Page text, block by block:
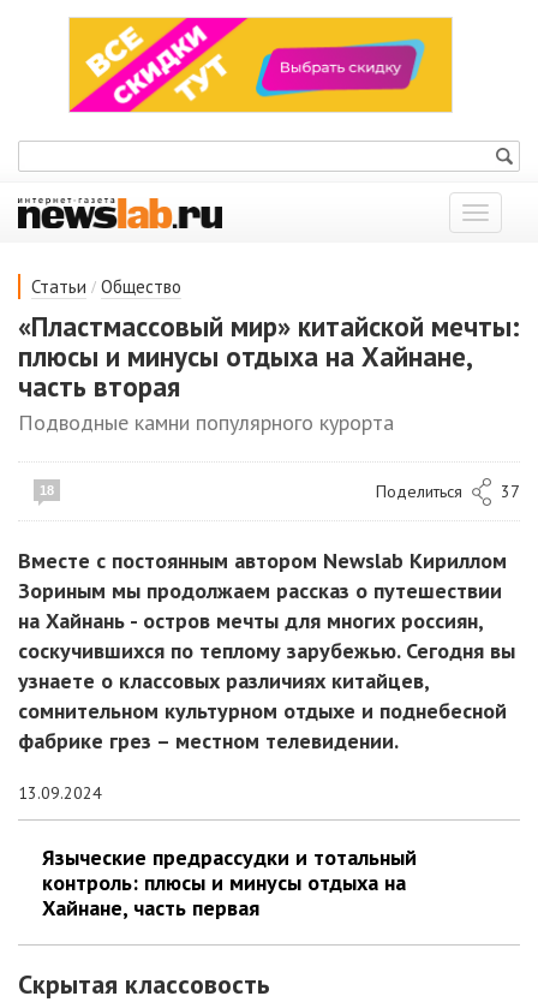
Показать
меню
Статьи / Общество
«Пластмассовый мир» китайской мечты:
плюсы и минусы отдыха на Хайнане,
часть вторая
Подводные камни популярного курорта
18 Поделиться 37
Вместе с постоянным автором Newslab Кириллом
Зориным мы продолжаем рассказ о путешествии
на Хайнань - остров мечты для многих россиян,
соскучившихся по теплому зарубежью. Сегодня вы
узнаете о классовых различиях китайцев,
сомнительном культурном отдыхе и поднебесной
фабрике грез – местном телевидении.
13.09.2024
Языческие предрассудки и тотальный
контроль: плюсы и минусы отдыха на
Хайнане, часть первая
Скрытая классовость